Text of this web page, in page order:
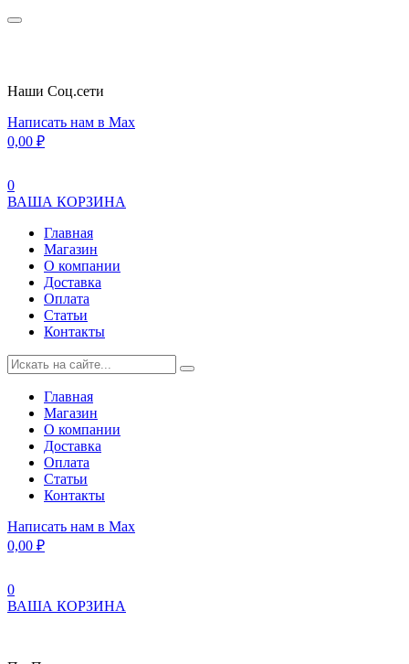
Наши Cоц.сети
Написать нам в Max
0,00 ₽
0
ВАША КОРЗИНА
Главная
Магазин
О компании
Доставка
Оплата
Статьи
Контакты
Главная
Магазин
О компании
Доставка
Оплата
Статьи
Контакты
Написать нам в Max
0,00 ₽
0
ВАША КОРЗИНА